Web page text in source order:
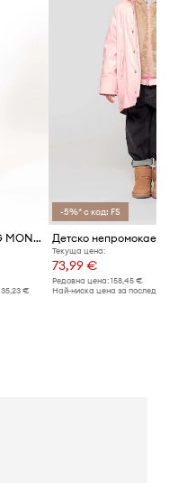
Детско яке Gosoaky SHINING MONKEY
35,23 €
-5%* с код: FS
Текуща цена:
73,99 €
Редовна цена: 158,45 €
Най-ниска цена за последните 30